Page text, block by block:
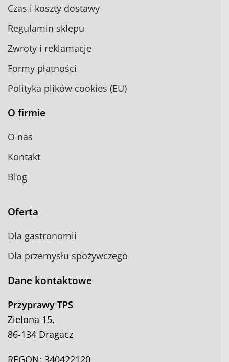
Czas i koszty dostawy
Regulamin sklepu
Zwroty i reklamacje
Formy płatności
Polityka plików cookies (EU)
O firmie
O nas
Kontakt
Blog
Oferta
Dla gastronomii
Dla przemysłu spożywczego
Dane kontaktowe
Przyprawy TPS
Zielona 15,
86-134 Dragacz
REGON: 340422120